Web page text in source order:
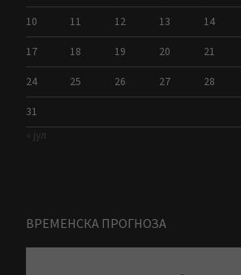
10 11 12 13 14
17 18 19 20 21
24 25 26 27 28
31
« јул
ВРЕМЕНСКА ПРОГНОЗА